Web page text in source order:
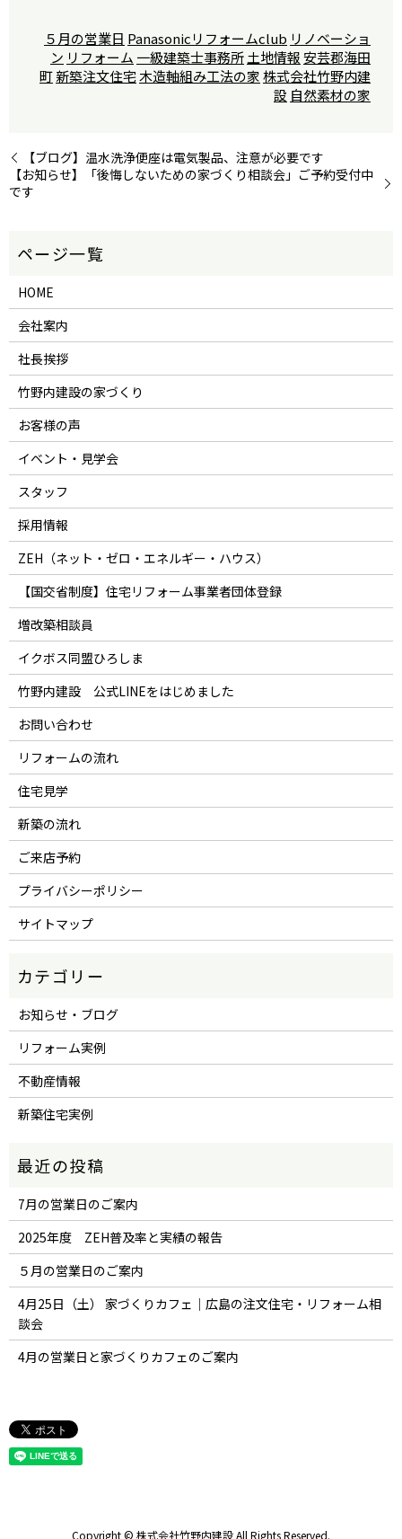
５月の営業日 Panasonicリフォームclub リノベーショ
ン リフォーム 一級建築士事務所土地情報安芸郡海田
町新築注文住宅木造軸組み工法の家株式会社竹野内建
設 自然素材の家
【ブログ】温水洗浄便座は電気製品、注意が必要です
【お知らせ】「後悔しないための家づくり相談会」ご予約受付中
です
HOME
会社案内
社長挨拶
竹野内建設の家づくり
お客様の声
イベント・見学会
スタッフ
採用情報
ZEH（ネット・ゼロ・エネルギー・ハウス）
【国交省制度】住宅リフォーム事業者団体登録
増改築相談員
イクボス同盟ひろしま
竹野内建設 公式LINEをはじめました
お問い合わせ
リフォームの流れ
住宅見学
新築の流れ
ご来店予約
プライバシーポリシー
サイトマップ
お知らせ・ブログ
リフォーム実例
不動産情報
新築住宅実例
7月の営業日のご案内
2025年度 ZEH普及率と実績の報告
５月の営業日のご案内
4月25日（土） 家づくりカフェ｜広島の注文住宅・リフォーム相
談会
4月の営業日と家づくりカフェのご案内
Copyright © 株式会社竹野内建設 All Rights Reserved.